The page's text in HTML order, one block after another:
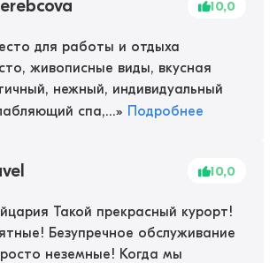
10,0
для работы и отдыха
живописные виды, вкусная
нежный, индивидуальный
спа,...» Подробнее
10,0
Такой прекрасный курорт!
Безупречное обслуживание
неземные! Когда мы